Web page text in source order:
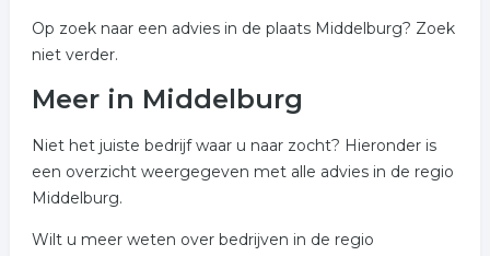
Op zoek naar een advies in de plaats Middelburg? Zoek
niet verder.
Meer in Middelburg
Niet het juiste bedrijf waar u naar zocht? Hieronder is
een overzicht weergegeven met alle advies in de regio
Middelburg.
Wilt u meer weten over bedrijven in de regio